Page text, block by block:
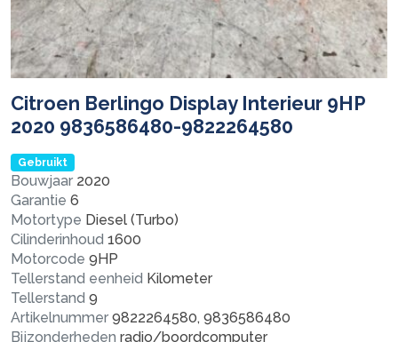
Citroen Berlingo Display Interieur 9HP
2020 9836586480-9822264580
Gebruikt
Bouwjaar 2020
Garantie 6
Motortype Diesel (Turbo)
Cilinderinhoud 1600
Motorcode 9HP
Tellerstand eenheid Kilometer
Tellerstand 9
Artikelnummer 9822264580, 9836586480
Bijzonderheden radio/boordcomputer